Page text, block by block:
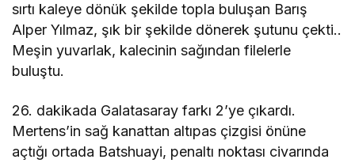
sırtı kaleye dönük şekilde topla buluşan Barış
Alper Yılmaz, şık bir şekilde dönerek şutunu çekti..
Meşin yuvarlak, kalecinin sağından filelerle
buluştu.
26. dakikada Galatasaray farkı 2’ye çıkardı.
Mertens’in sağ kanattan altıpas çizgisi önüne
açtığı ortada Batshuayi, penaltı noktası civarında